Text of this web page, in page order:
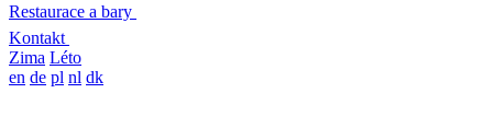
Restaurace a bary
Kontakt
Zima Léto
en de pl nl dk